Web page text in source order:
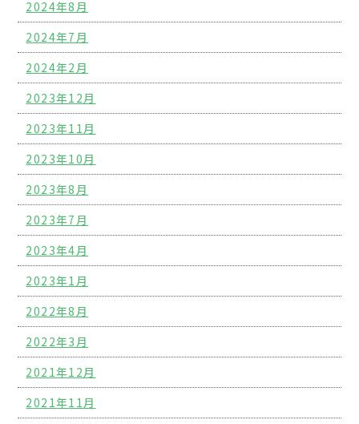
2024年8月
2024年7月
2024年2月
2023年12月
2023年11月
2023年10月
2023年8月
2023年7月
2023年4月
2023年1月
2022年8月
2022年3月
2021年12月
2021年11月